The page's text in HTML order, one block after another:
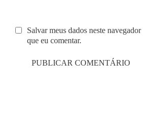
Salvar meus dados neste
que eu comentar.